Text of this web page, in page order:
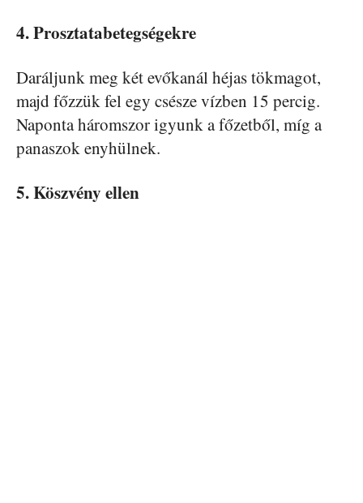
4. Prosztatabetegségekre
Daráljunk meg két evőkanál héjas tökmagot,
majd főzzük fel egy csésze vízben 15 percig.
Naponta háromszor igyunk a főzetből, míg a
panaszok enyhülnek.
5. Köszvény ellen